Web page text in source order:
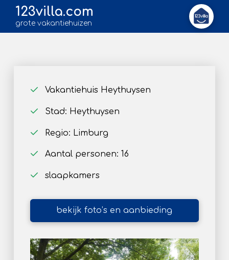
123villa.com
grote vakantiehuizen
Vakantiehuis Heythuysen
Stad: Heythuysen
Regio: Limburg
Aantal personen: 16
slaapkamers
bekijk foto’s en aanbieding